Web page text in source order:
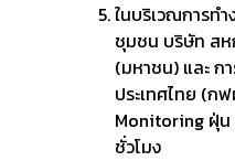
ในบริเวณการท
ชุมชน บริษัท ส
(มหาชน) และ ก
ประเทศไทย (ก
Monitoring ฝุ่น
ชั่วโมง